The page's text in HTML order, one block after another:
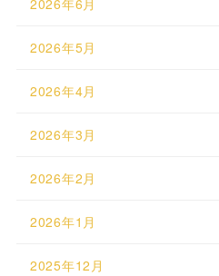
2026年6月
2026年5月
2026年4月
2026年3月
2026年2月
2026年1月
2025年12月